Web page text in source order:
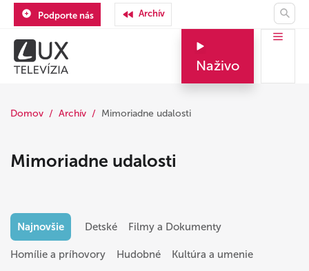
Podporte nás Archív
Naživo
Domov Archív Mimoriadne udalosti
Mimoriadne udalosti
Najnovšie Detské Filmy a Dokumenty
Homílie a príhovory Hudobné Kultúra a umenie